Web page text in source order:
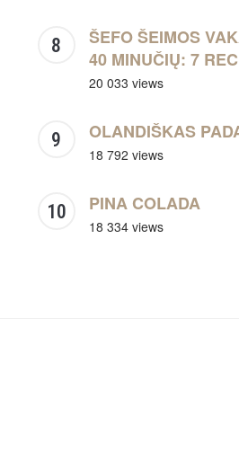
ŠEFO ŠEIMOS
40 MINUČIŲ: 7
20 033 views
OLANDIŠKAS
18 792 views
PINA COLADA
18 334 views